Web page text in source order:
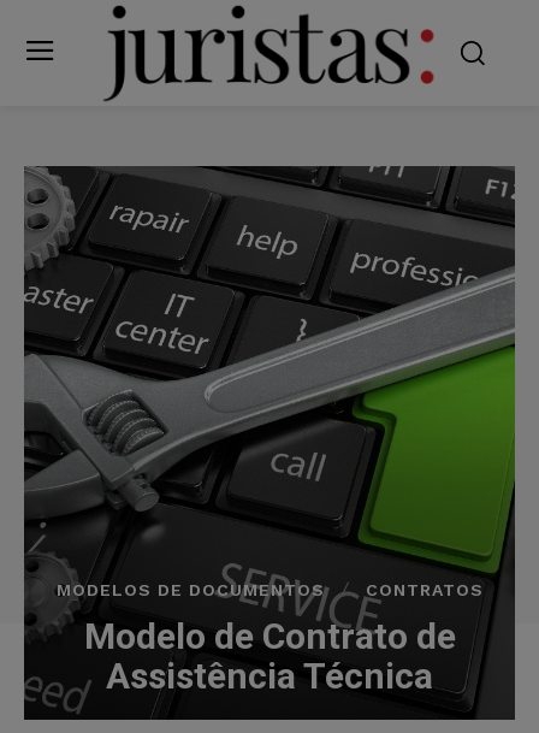
MODELOS DE DOCUMENTOS CONTRATOS
Modelo de Contrato de
Assistência Técnica